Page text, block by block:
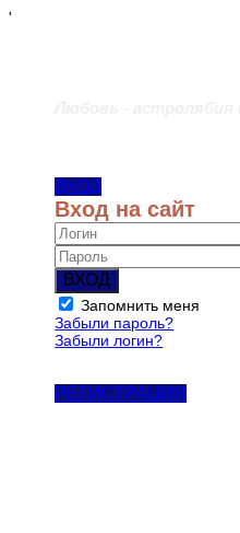
'
ВХОД
Вход на сайт
ВХОД
Запомнить меня
Забыли пароль?
Забыли логин?
РЕГИСТРАЦИЯ